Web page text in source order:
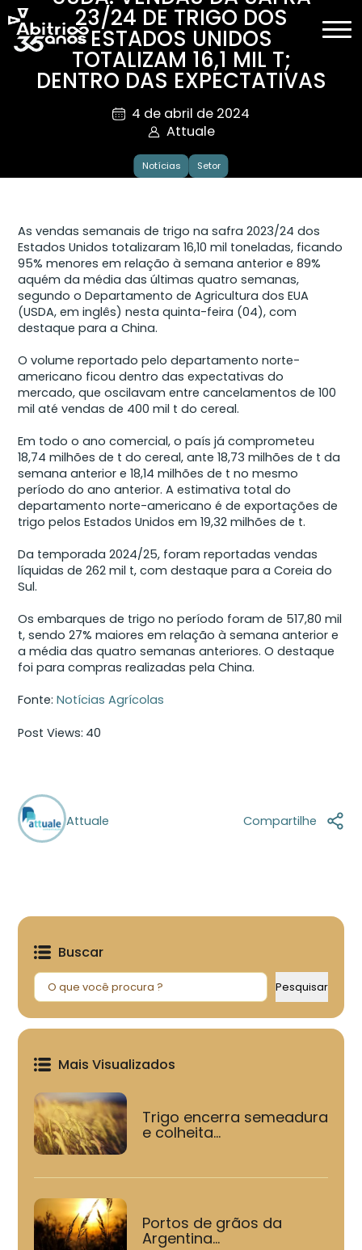
23/24 DE TRIGO DOS
ESTADOS UNIDOS
TOTALIZAM 16,1 MIL T;
DENTRO DAS EXPECTATIVAS
4 de abril de 2024
Attuale
Notícias Setor
As vendas semanais de trigo na safra 2023/24 dos
Estados Unidos totalizaram 16,10 mil toneladas, ficando
95% menores em relação à semana anterior e 89%
aquém da média das últimas quatro semanas,
segundo o Departamento de Agricultura dos EUA
(USDA, em inglês) nesta quinta-feira (04), com
destaque para a China.
O volume reportado pelo departamento norte-
americano ficou dentro das expectativas do
mercado, que oscilavam entre cancelamentos de 100
mil até vendas de 400 mil t do cereal.
Em todo o ano comercial, o país já comprometeu
18,74 milhões de t do cereal, ante 18,73 milhões de t da
semana anterior e 18,14 milhões de t no mesmo
período do ano anterior. A estimativa total do
departamento norte-americano é de exportações de
trigo pelos Estados Unidos em 19,32 milhões de t.
Da temporada 2024/25, foram reportadas vendas
líquidas de 262 mil t, com destaque para a Coreia do
Sul.
Os embarques de trigo no período foram de 517,80 mil
t, sendo 27% maiores em relação à semana anterior e
a média das quatro semanas anteriores. O destaque
foi para compras realizadas pela China.
Fonte:Notícias Agrícolas
Post Views: 40
Attuale Compartilhe
Buscar
Pesquisar Pesquisar
Mais Visualizados
Trigo encerra semeadura
e colheita...
Portos de grãos da
Argentina...